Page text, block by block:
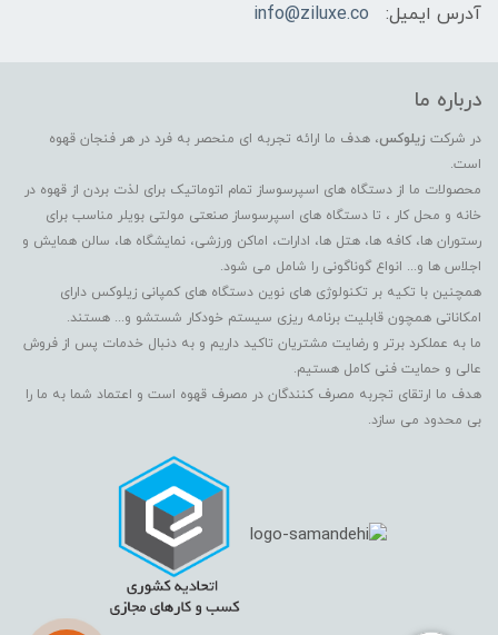
آدرس ایمیل:
info@ziluxe.co
درباره ما
در شرکت زیلوکس، هدف ما ارائه تجربه ای منحصر به فرد در هر فنجان قهوه
است.
محصولات ما از دستگاه های اسپرسوساز تمام اتوماتیک برای لذت بردن از قهوه در
خانه و محل کار ، تا دستگاه های اسپرسوساز صنعتی مولتی بویلر مناسب برای
رستوران ها، کافه ها، هتل ها، ادارات، اماکن ورزشی، نمایشگاه ها، سالن همایش و
اجلاس ها و... انواع گوناگونی را شامل می شود.
همچنین با تکیه بر تکنولوژی های نوین دستگاه های کمپانی زیلوکس دارای
امکاناتی همچون قابلیت برنامه ریزی سیستم خودکار شستشو و... هستند.
ما به عملکرد برتر و رضایت مشتریان تاکید داریم و به دنبال خدمات پس از فروش
عالی و حمایت فنی کامل هستیم.
هدف ما ارتقای تجربه مصرف کنندگان در مصرف قهوه است و اعتماد شما به ما را
بی محدود می سازد.